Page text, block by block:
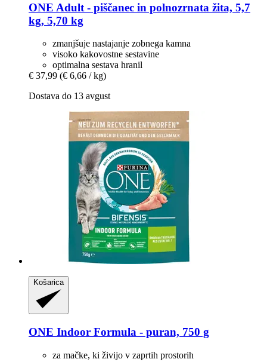
ONE Adult -​ piščanec in polnozrnata žita, 5,7
kg, 5,70 kg
zmanjšuje nastajanje zobnega kamna
visoko kakovostne sestavine
optimalna sestava hranil
€ 37,99 (€ 6,66 / kg)
Dostava do 13 avgust
Košarica
ONE Indoor Formula -​ puran, 750 g
za mačke, ki živijo v zaprtih prostorih